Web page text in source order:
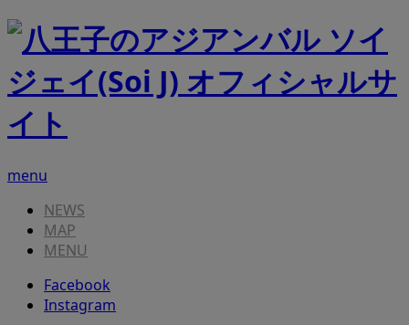
menu
NEWS
MAP
MENU
Facebook
Instagram